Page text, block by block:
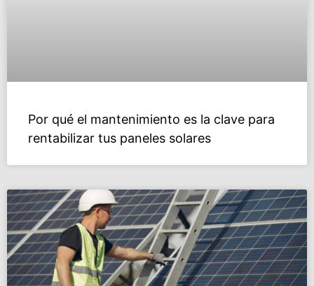
Por qué el mantenimiento es la clave para
rentabilizar tus paneles solares